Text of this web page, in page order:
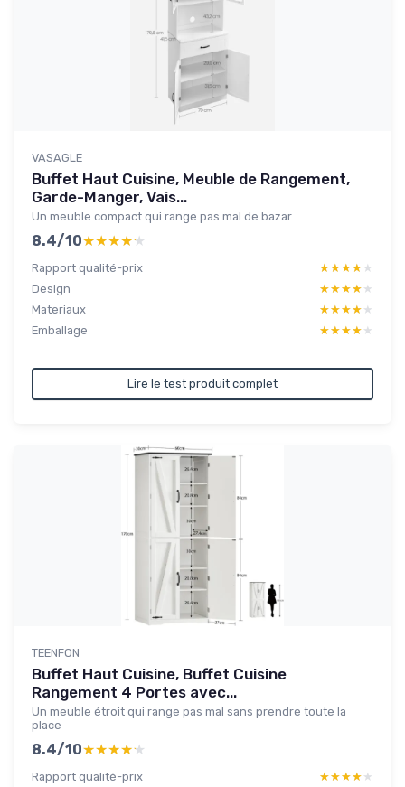
VASAGLE
Buffet Haut Cuisine, Meuble de Rangement,
Garde-Manger, Vais...
Un meuble compact qui range pas mal de bazar
8.4/10★★★★★
★★★★★
Rapport qualité-prix ★★★★★
★★★★★
Design
★★★★★
★★★★★
Materiaux
★★★★★
★★★★★
Emballage
★★★★★
★★★★★
Lire le test produit complet
TEENFON
Buffet Haut Cuisine, Buffet Cuisine
Rangement 4 Portes avec...
Un meuble étroit qui range pas mal sans prendre toute la
place
8.4/10★★★★★
★★★★★
Rapport qualité-prix ★★★★★
★★★★★